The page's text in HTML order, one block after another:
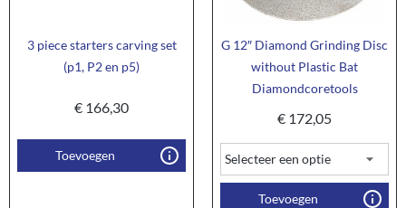
3 piece starters carving set
(p1, P2 en p5)
€ 166,30
Toevoegen
G 12″ Diamond Grinding Disc
without Plastic Bat
Diamondcoretools
€ 172,05
Toevoegen